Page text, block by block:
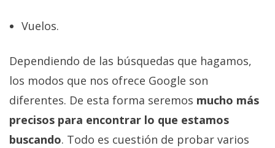
Vuelos.
Dependiendo de las búsquedas que hagamos,
los modos que nos ofrece Google son
diferentes. De esta forma seremos mucho más
precisos para encontrar lo que estamos
buscando. Todo es cuestión de probar varios